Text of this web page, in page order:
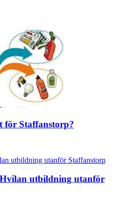
för Staffanstorp?
utbildning utanför